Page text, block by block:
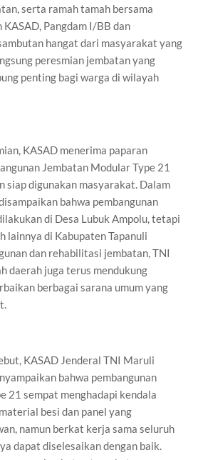
serta ramah tamah bersama
Pangdam I/BB dan
hangat dari masyarakat yang
peresmian jembatan yang
penting bagi warga di wilayah
KASAD menerima paparan
Jembatan Modular Type 21
siap digunakan masyarakat. Dalam
bahwa pembangunan
di Desa Lubuk Ampolu, tetapi
lainnya di Kabupaten Tapanuli
dan rehabilitasi jembatan, TNI
daerah juga terus mendukung
berbagai sarana umum yang
KASAD Jenderal TNI Maruli
bahwa pembangunan
21 sempat menghadapi kendala
besi dan panel yang
namun berkat kerja sama seluruh
dapat diselesaikan dengan baik.